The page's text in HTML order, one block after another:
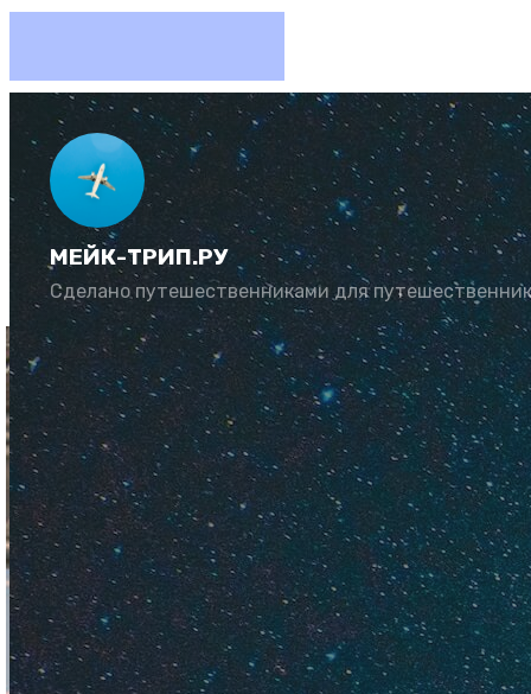
МЕЙК-ТРИП.РУ
Сделано путешественниками для
Автор: Рената